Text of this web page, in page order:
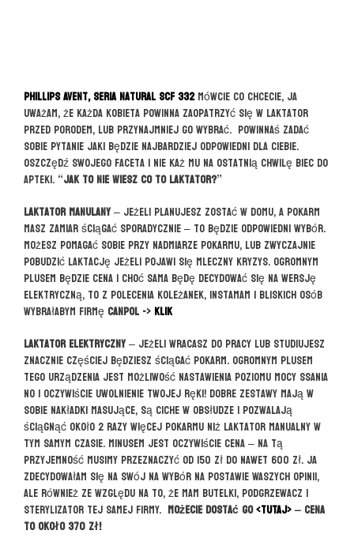
Phillips Avent, seria Natural SCF 332Mówcie co chcecie, ja
uważam, że każda kobieta powinna zaopatrzyć się w laktator
przed porodem, lub przynajmniej go wybrać. Powinnaś zadać
sobie pytanie jaki będzie najbardziej odpowiedni dla Ciebie.
Oszczędź swojego faceta i nie każ mu na ostatnią chwilę biec do
apteki. “Jak to nie wiesz co to laktator?”
Laktator manulany– jeżeli planujesz zostać w domu, a pokarm
masz zamiar ściągać sporadycznie – to będzie odpowiedni wybór.
Możesz pomagać sobie przy nadmiarze pokarmu, lub zwyczajnie
pobudzić laktację jeżeli pojawi się mleczny kryzys. Ogromnym
plusem będzie cena i choć sama będę decydować się na wersję
elektryczną, to z polecenia koleżanek, instamam i bliskich osób
wybrałabym firmę Canpol -> KLIK
Laktator elektryczny– jeżeli wracasz do pracy lub studiujesz
znacznie częściej będziesz ściągać pokarm. Ogromnym plusem
tego urządzenia jest możliwość nastawienia poziomu mocy ssania
no i oczywiście uwolnienie Twojej ręki! Dobre zestawy mają w
sobie nakładki masujące, są ciche w obsłudze i pozwalają
ściągnąć około 2 razy więcej pokarmu niż laktator manualny w
tym samym czasie. Minusem jest oczywiście cena – na tą
przyjemność musimy przeznaczyć od 150 zł do nawet 600 zł. Ja
zdecydowałam się na swój na wybór na postawie Waszych opinii,
ale również ze względu na to, że mam butelki, podgrzewacz i
sterylizator tej samej firmy. Możecie dostać go<TUTAJ>– cena
to około 370 zł!